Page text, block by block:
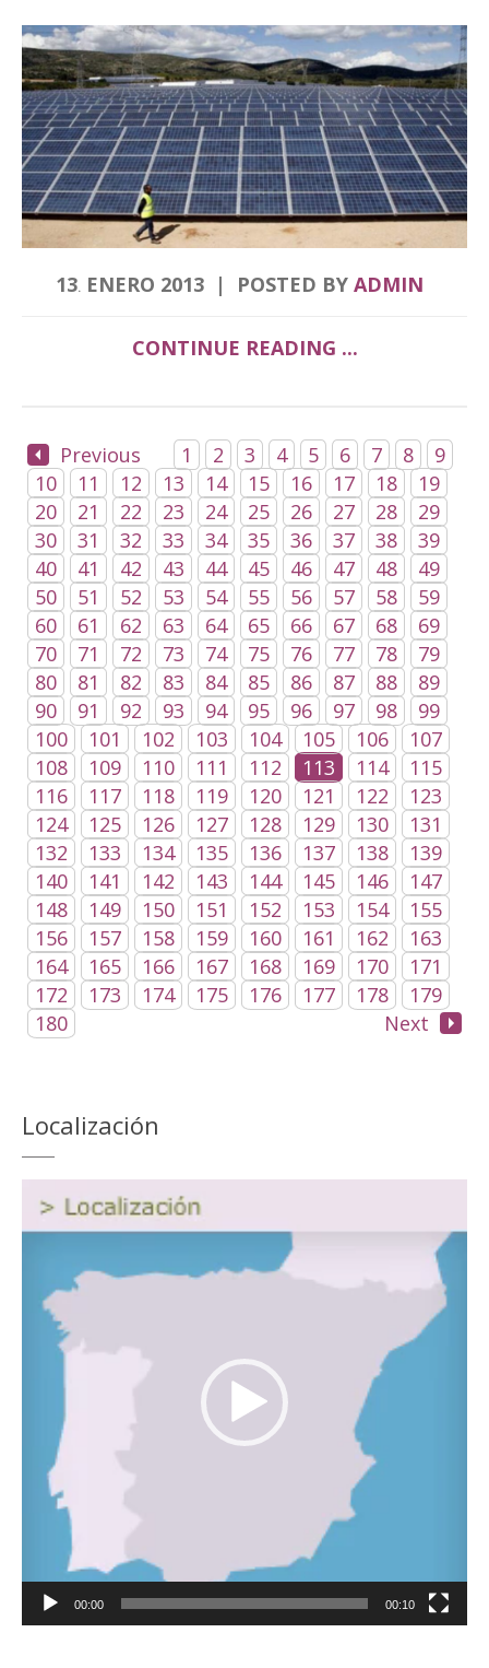
13. ENERO 2013 POSTED BY ADMIN
CONTINUE READING ...
Previous 1 2 3 4 5 6 7 8
9
10
11 12 13 14 15 16 17 18
19
20
21 22 23 24 25 26 27 28
29
30
31 32 33 34 35 36 37 38
39
40
41 42 43 44 45 46 47 48
49
50
51 52 53 54 55 56 57 58
59
60
61 62 63 64 65 66 67 68
69
70
71 72 73 74 75 76 77 78
79
80
81 82 83 84 85 86 87 88
89
90
91 92 93 94 95 96 97 98
99
100
101 102 103 104 105 106
107
108
109 110 111 112 113 114
115
116
117 118 119 120 121 122
123
124
125 126 127 128 129 130
131
132
133 134 135 136 137 138
139
140
141 142 143 144 145 146
147
148
149 150 151 152 153 154
155
156
157 158 159 160 161 162
163
164
165 166 167 168 169 170
171
172
173 174 175 176 177 178
179
180
Next
Localización
Reproductor
de
00:00 00:10